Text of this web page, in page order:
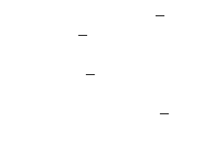
–
–
–
–